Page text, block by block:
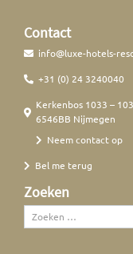
Contact
info@luxe-hotels-
+31 (0) 24 3240040
Kerkenbos 1033 –
6546BB Nijmegen
Neem contact op
Bel me terug
Zoeken